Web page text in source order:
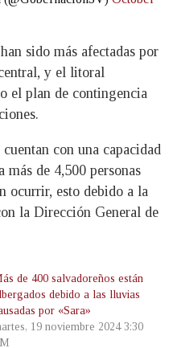
sido más afectadas por
y el litoral
el plan de contingencia
con una capacidad
más de 4,500 personas
ocurrir, esto debido a la
la Dirección General de
de 400 salvadoreños están
debido a las lluvias
por «Sara»
19 noviembre 2024 3:30